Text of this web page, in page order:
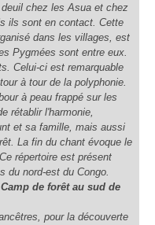
chez les Asua et chez
ils sont en contact. Cette
dans les villages, est
Pygmées sont entre eux.
Celui-ci est remarquable
à tour de la polyphonie.
à peau frappé sur les
rétablir l'harmonie,
et sa famille, mais aussi
La fin du chant évoque le
répertoire est présent
du nord-est du Congo.
de forêt au sud de
pour la découverte